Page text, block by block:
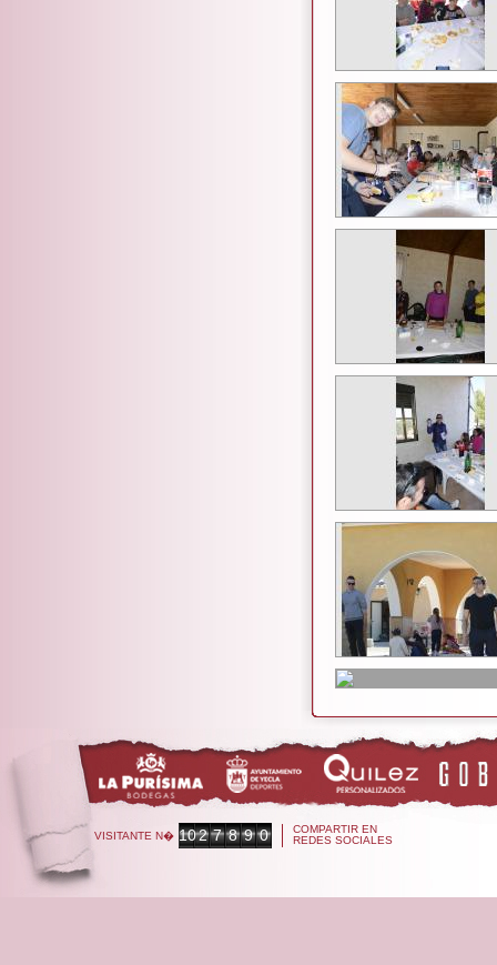
VISITANTE N� 102 7 8 9 0
COMPARTIR EN
REDES SOCIALES